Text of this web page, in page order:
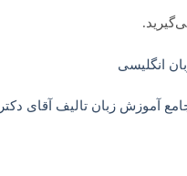
آموزش زبان تالیف آقای دکتر